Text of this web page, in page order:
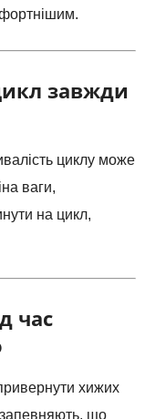
завжди
циклу може
ваги,
на цикл,
час
хижих
що